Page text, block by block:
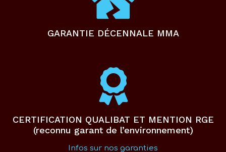
GARANTIE DÉCENNALE MMA
CERTIFICATION QUALIBAT ET MENTION RGE
(reconnu garant de l’environnement)
Infos sur nos garanties